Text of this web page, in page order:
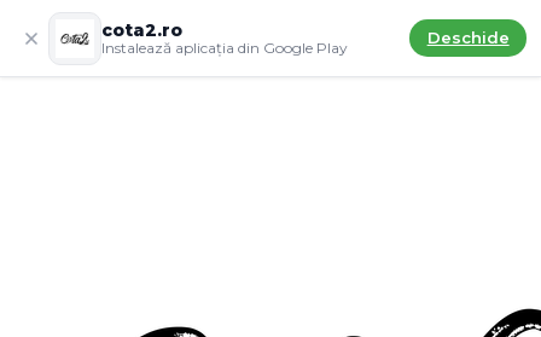
cota2.ro
Instalează aplicația din Google Play Deschide